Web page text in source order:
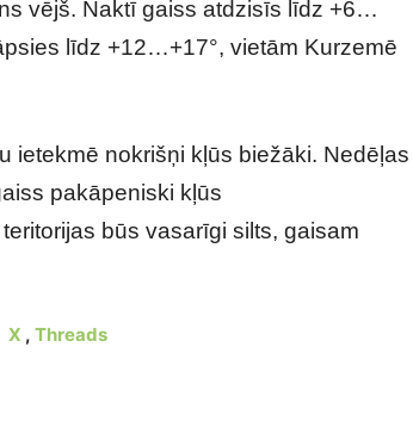
vējš. Naktī gaiss atdzisīs līdz +6…
līdz +12…+17°, vietām Kurzemē
ietekmē nokrišņi kļūs biežāki. Nedēļas
pakāpeniski kļūs
būs vasarīgi silts, gaisam
X , Threads